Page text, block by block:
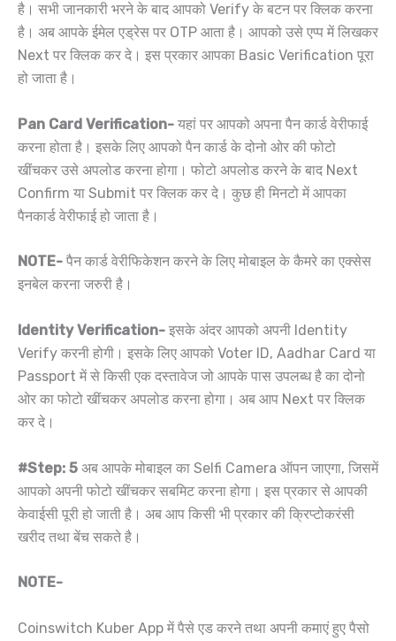
है। सभी जानकारी भरने के बाद आपको Verify के बटन पर क्लिक करना
है। अब आपके ईमेल एड्रेस पर OTP आता है। आपको उसे एप्प में लिखकर
Next पर क्लिक कर दे। इस प्रकार आपका Basic Verification पूरा
हो जाता है।
Pan Card Verification- यहां पर आपको अपना पैन कार्ड वेरीफाई
करना होता है। इसके लिए आपको पैन कार्ड के दोनो ओर की फोटो
खींचकर उसे अपलोड करना होगा। फोटो अपलोड करने के बाद Next
Confirm या Submit पर क्लिक कर दे। कुछ ही मिनटो में आपका
पैनकार्ड वेरीफाई हो जाता है।
NOTE- पैन कार्ड वेरीफिकेशन करने के लिए मोबाइल के कैमरे का एक्सेस
इनबेल करना जरुरी है।
Identity Verification- इसके अंदर आपको अपनी Identity
Verify करनी होगी। इसके लिए आपको Voter ID, Aadhar Card या
Passport में से किसी एक दस्तावेज जो आपके पास उपलब्ध है का दोनो
ओर का फोटो खींचकर अपलोड करना होगा। अब आप Next पर क्लिक
कर दे।
#Step: 5 अब आपके मोबाइल का Selfi Camera ऑपन जाएगा, जिसमें
आपको अपनी फोटो खींचकर सबमिट करना होगा। इस प्रकार से आपकी
केवाईसी पूरी हो जाती है। अब आप किसी भी प्रकार की क्रिप्टोकरंसी
खरीद तथा बेंच सकते है।
NOTE-
Coinswitch Kuber App में पैसे एड करने तथा अपनी कमाएं हुए पैसो